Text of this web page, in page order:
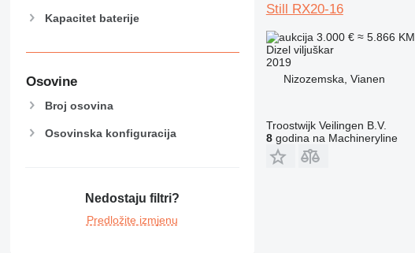
Kapacitet baterije
Osovine
Broj osovina
Osovinska konfiguracija
Nedostaju filtri?
Predložite izmjenu
Still RX20-16
3.000 € ≈ 5.866 KM
Dizel viljuškar
2019
Nizozemska, Vianen
Troostwijk Veilingen B.V.
8godina na Machineryline